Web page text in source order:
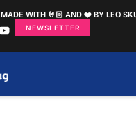
MADE WITH 🤘🏻 AND ❤️ BY LEO
NEWSLETTER